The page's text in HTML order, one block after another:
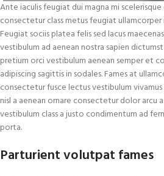
Ante iaculis feugiat dui magna mi
consectetur class metus feugiat ullamcorper
Feugiat sociis platea felis sed lacus
vestibulum ad aenean nostra sapien
pretium orci vestibulum aenean semper et
adipiscing sagittis in sodales. Fames at
consectetur fusce lectus vestibulum
nisl a aenean ornare consectetur dolor arcu
vestibulum class a justo condimentum ad
porta.
Parturient volutpat fames